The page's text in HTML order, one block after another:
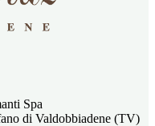
Spa
di Valdobbiadene (TV)